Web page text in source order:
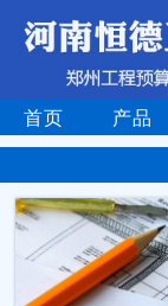
首页 产品